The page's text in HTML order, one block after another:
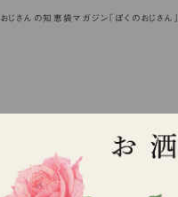
おじさんの知恵袋マガジン『ぼくのおじさん』